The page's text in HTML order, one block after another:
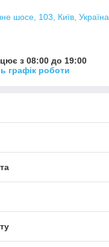
шосе, 103, Київ, Україна
з 08:00 до 19:00
графік роботи